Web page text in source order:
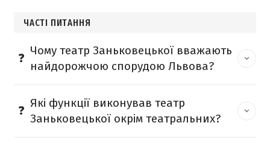
ЧАСТІ ПИТАННЯ
Чому театр Заньковецької вважають
найдорожчою спорудою Львова?
Які функції виконував театр
Заньковецької окрім театральних?